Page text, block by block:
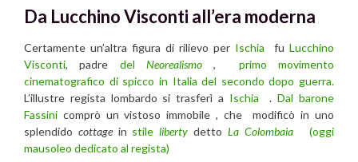
Da Lucchino Visconti all’era moderna
Certamente un’altra figura di rilievo per Ischia fu Lucchino
Visconti, padre del Neorealismo ,
primo movimento
cinematografico di spicco in Italia del secondo dopo guerra.
L’illustre regista lombardo si trasferì a Ischia .Dal barone
Fassini comprò un vistoso immobile , che modificò in uno
splendido cottagein stilelibertydetto La Colombaia
(oggi
mausoleo dedicato al regista)